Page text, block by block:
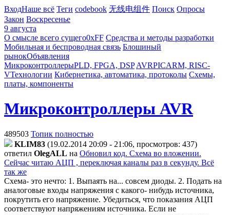
ВходНаше всё Теги codebook 无线电组件 Поиск Опросы
Закон Воскресенье
9 августа
О смысле всего сущего0xFF Средства и методы разработки
Мобильная и беспроводная связь Блошиный
рынокОбъявления
МикроконтроллерыPLD, FPGA, DSP AVRPICARM, RISC-
VТехнологии Кибернетика, автоматика, протоколы Схемы,
платы, компоненты
Микроконтроллеры AVR
489503 Топик полностью
KLIM83 (19.02.2014 20:09 - 21:06, просмотров: 437)
ответил OlegALL на Обновил код. Схема во вложении.
Сейчас читаю АЦП , переключая каналы раз в секунду. Всё
так же
Схема- это нечто: 1. Выпаять на... совсем диоды. 2. Подать на
аналоговые входы напряжения с какого- нибудь источника,
покрутить его напряжение. Убедиться, что показания АЦП
соответствуют напряжениям источника. Если не